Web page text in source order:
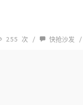
255 次 / 快抢沙发 /